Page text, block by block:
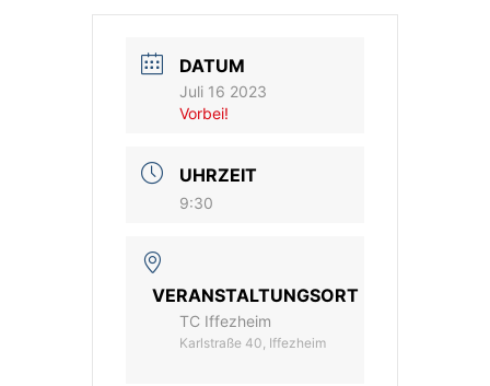
DATUM
Juli 16 2023
Vorbei!
UHRZEIT
9:30
VERANSTALTUNGSORT
TC Iffezheim
Karlstraße 40, Iffezheim